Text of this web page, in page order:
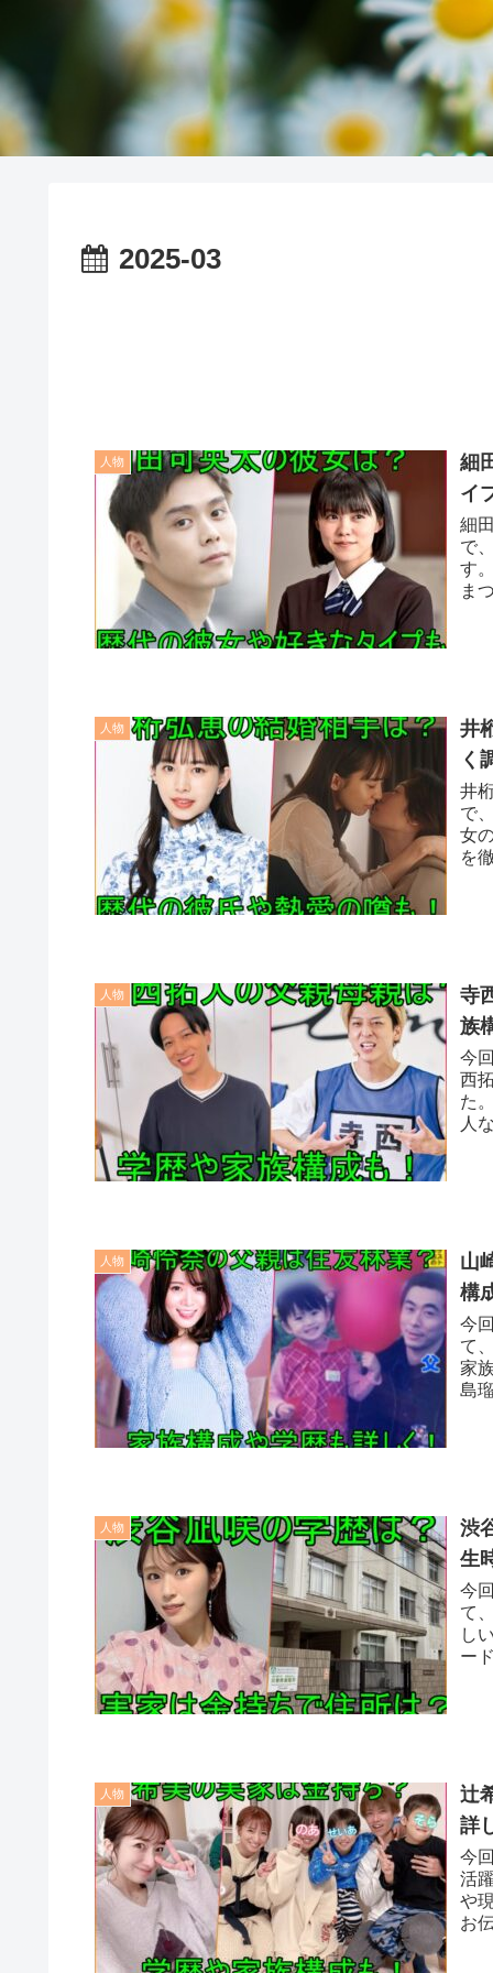
2025-03
人物
細
イ
細
で
す
ま
人物
井
く
井
で
女
を
人物
寺
族
今
西
た
人
人物
山
構
今
て
家
島
人物
渋
生
今
て
し
ー
人物
辻
詳
今
活
や
お